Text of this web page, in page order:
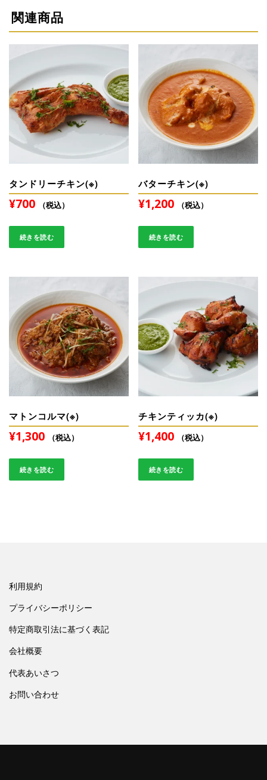
関連商品
タンドリーチキン(※)
¥700 （税込）
続きを読む
バターチキン(※)
¥1,200 （税込）
続きを読む
マトンコルマ(※)
¥1,300 （税込）
続きを読む
チキンティッカ(※)
¥1,400 （税込）
続きを読む
利用規約
プライバシーポリシー
特定商取引法に基づく表記
会社概要
代表あいさつ
お問い合わせ